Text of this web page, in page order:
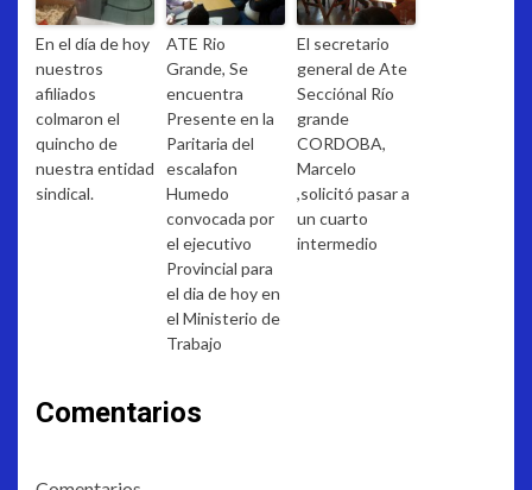
En el día de hoy
nuestros
afiliados
colmaron el
quincho de
nuestra entidad
sindical.
ATE Rio
Grande, Se
encuentra
Presente en la
Paritaria del
escalafon
Humedo
convocada por
el ejecutivo
Provincial para
el dia de hoy en
el Ministerio de
Trabajo
El secretario
general de Ate
Secciónal Río
grande
CORDOBA,
Marcelo
,solicitó pasar a
un cuarto
intermedio
Comentarios